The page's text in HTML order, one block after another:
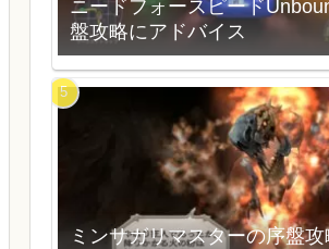
ニードフォースピード
盤攻略にアドバイス
ミンサガリマスターの序盤